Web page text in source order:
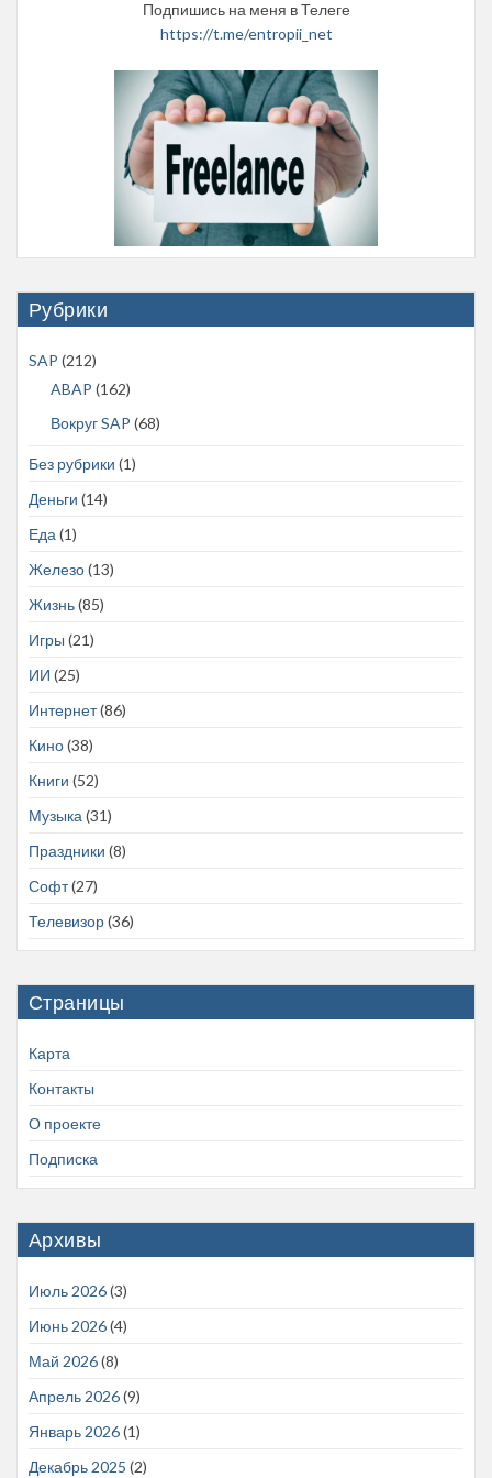
Подпишись на меня в Телеге
https://t.me/entropii_net
Рубрики
SAP (212)
ABAP (162)
Вокруг SAP (68)
Без рубрики (1)
Деньги (14)
Еда(1)
Железо(13)
Жизнь(85)
Игры (21)
ИИ (25)
Интернет(86)
Кино(38)
Книги (52)
Музыка(31)
Праздники (8)
Софт(27)
Телевизор(36)
Страницы
Карта
Контакты
О проекте
Подписка
Архивы
Июль 2026(3)
Июнь 2026(4)
Май 2026(8)
Апрель 2026(9)
Январь 2026(1)
Декабрь 2025 (2)